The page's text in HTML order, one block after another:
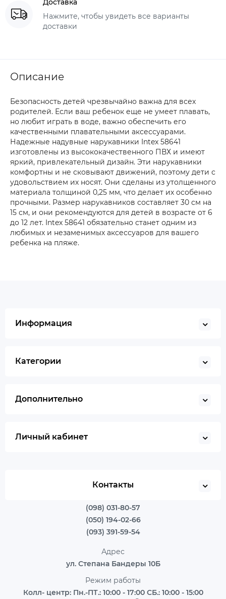
Доставка
Нажмите, чтобы увидеть все варианты
доставки
Описание
Безопасность детей чрезвычайно важна для всех
родителей. Если ваш ребенок еще не умеет плавать,
но любит играть в воде, важно обеспечить его
качественными плавательными аксессуарами.
Надежные надувные нарукавники Intex 58641
изготовлены из высококачественного ПВХ и имеют
яркий, привлекательный дизайн. Эти нарукавники
комфортны и не сковывают движений, поэтому дети с
удовольствием их носят. Они сделаны из утолщенного
материала толщиной 0,25 мм, что делает их особенно
прочными. Размер нарукавников составляет 30 см на
15 см, и они рекомендуются для детей в возрасте от 6
до 12 лет. Intex 58641 обязательно станет одним из
любимых и незаменимых аксессуаров для вашего
ребенка на пляже.
Информация
Категории
Дополнительно
Личный кабинет
Контакты
(098) 031-80-57
(050) 194-02-66
(093) 391-59-54
Адрес
ул. Степана Бандеры 10Б
Режим работы
Колл- центр: Пн.-ПТ.: 10:00 - 17:00 СБ.: 10:00 - 15:00